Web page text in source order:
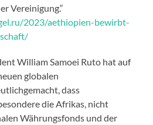
Vereinigung.“
2023/aethiopien-bewirbt-
William Samoei Ruto hat auf
globalen
dass
die Afrikas, nicht
Währungsfonds und der